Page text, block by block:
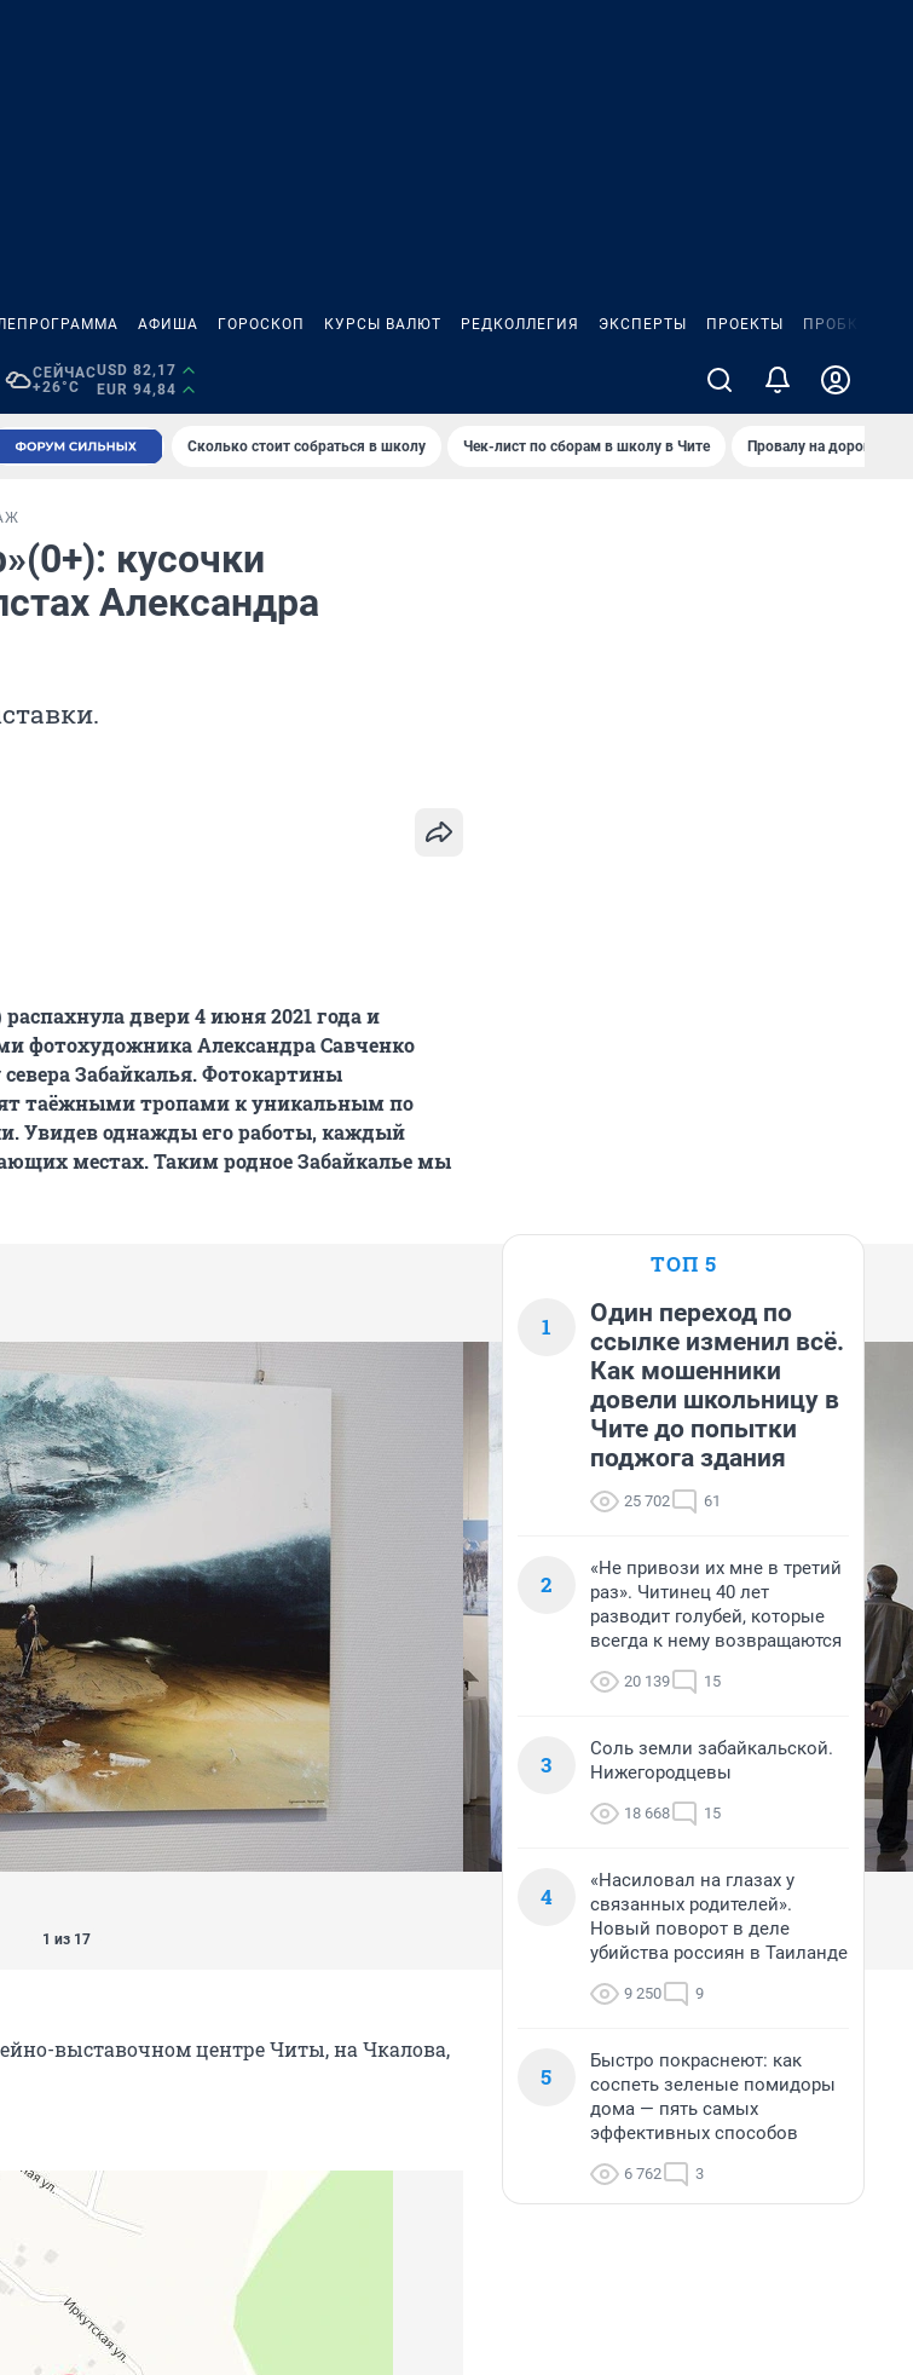
АФИША ГОРОСКОП КУРСЫ ВАЛЮТ РЕДКОЛЛЕГИЯ ЭКСПЕРТЫ ПРОЕКТЫ ПРОБКИ
СЕЙЧАС
+26°C
USD 82,17
EUR 94,84
Сколько стоит собраться в школу Чек-лист по сборам в школу в Чите Провалу на дороге
кусочки
Александра
двери 4 июня 2021 года и
фотохудожника Александра Савченко
Забайкалья. Фотокартины
таёжными тропами к уникальным по
Увидев однажды его работы, каждый
местах. Таким родное Забайкалье мы
1 из 17
выставочном центре Читы, на Чкалова,
ТОП 5
1
Один переход по
ссылке изменил всё.
Как мошенники
довели школьницу в
Чите до попытки
поджога здания
25 702 61
2
«Не привози их мне в третий
раз». Читинец 40 лет
разводит голубей, которые
всегда к нему возвращаются
20 139 15
3
Соль земли забайкальской.
Нижегородцевы
18 668 15
4
«Насиловал на глазах у
связанных родителей».
Новый поворот в деле
убийства россиян в Таиланде
9 250 9
5
Быстро покраснеют: как
соспеть зеленые помидоры
дома — пять самых
эффективных способов
6 762 3